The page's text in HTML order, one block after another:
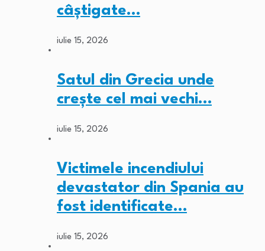
câștigate…
iulie 15, 2026
Satul din Grecia unde
crește cel mai vechi…
iulie 15, 2026
Victimele incendiului
devastator din Spania au
fost identificate…
iulie 15, 2026